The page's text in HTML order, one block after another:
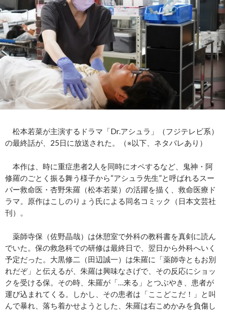
松本若菜が主演するドラマ「Dr.アシュラ」（フジテレビ系）
の最終話が、25日に放送された。（※以下、ネタバレあり）
本作は、時に重症患者2人を同時にオペするなど、鬼神・阿
修羅のごとく振る舞う様子から“アシュラ先生”と呼ばれるスー
パー救命医・杏野朱羅（松本若菜）の活躍を描く、救命医療ド
ラマ。原作はこしのりょう氏による同名コミック（日本文芸社
刊）。
薬師寺保（佐野晶哉）は休憩室で外科の教科書を真剣に読ん
でいた。保の救急科での研修は最終日で、翌日から外科へいく
予定だった。大黒修二（田辺誠一）は朱羅に「薬師寺ともお別
れだぞ」と伝えるが、朱羅は興味なさげで、その反応にショッ
クを受ける保。その時、朱羅が「…来る」とつぶやき、患者が
運び込まれてくる。しかし、その患者は「ここどこだ！」と叫
んで暴れ、落ち着かせようとした、朱羅は右こめかみを負傷し